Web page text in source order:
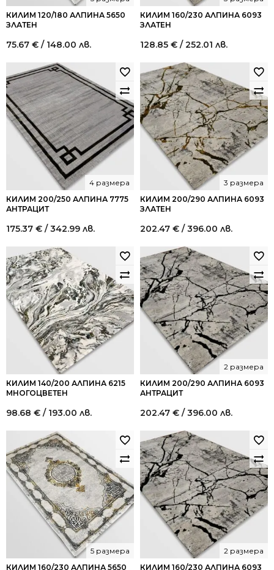
КИЛИМ 120/180 АЛПИНА 5650
ЗЛАТЕН
75.67 € / 148.00 лв.
КИЛИМ 160/230 АЛПИНА 6093
ЗЛАТЕН
128.85 € / 252.01 лв.
КИЛИМ 200/250 АЛПИНА 7775
АНТРАЦИТ
4 размера
175.37 € / 342.99 лв.
КИЛИМ 200/290 АЛПИНА 6093
ЗЛАТЕН
3 размера
202.47 € / 396.00 лв.
КИЛИМ 140/200 АЛПИНА 6215
МНОГОЦВЕТЕН
98.68 € / 193.00 лв.
КИЛИМ 200/290 АЛПИНА 6093
АНТРАЦИТ
2 размера
202.47 € / 396.00 лв.
КИЛИМ 160/230 АЛПИНА 5650
5 размера
КИЛИМ 160/230 АЛПИНА 6093
2 размера